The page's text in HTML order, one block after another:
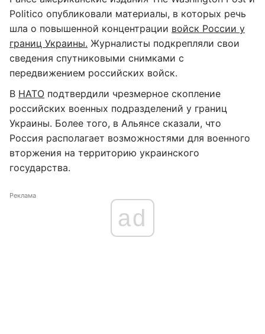
Politico опубликовали материалы, в которых речь
шла о повышенной концентрации войск России у
границ Украины. Журналисты подкрепляли свои
сведения спутниковыми снимками с
передвижением российских войск.
В НАТО подтвердили чрезмерное скопление
российских военных подразделений у границ
Украины. Более того, в Альянсе сказали, что
Россия располагает возможностями для военного
вторжения на территорию украинского
государства.
Реклама
ad